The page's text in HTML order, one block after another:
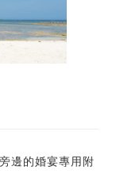
邊的婚宴專用附